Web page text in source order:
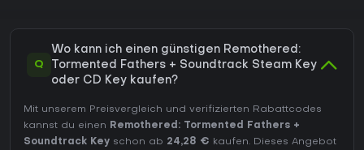
Q
Wo kann ich einen günstigen Remothered:
Tormented Fathers + Soundtrack Steam Key
oder CD Key kaufen?
Mit unserem Preisvergleich und verifizierten Rabattcodes
kannst du einen Remothered: Tormented Fathers +
Soundtrack Key schon ab 24,28 € kaufen. Dieses Angebot